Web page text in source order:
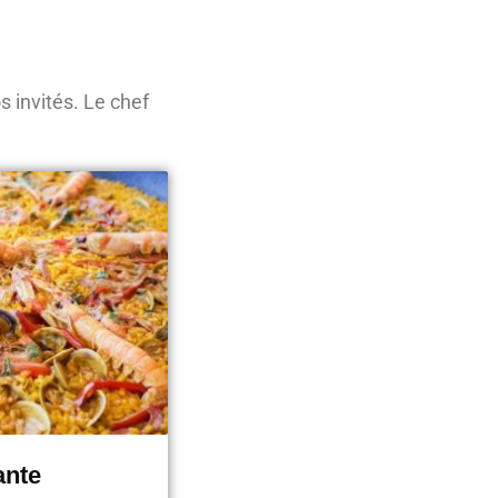
invités. Le chef